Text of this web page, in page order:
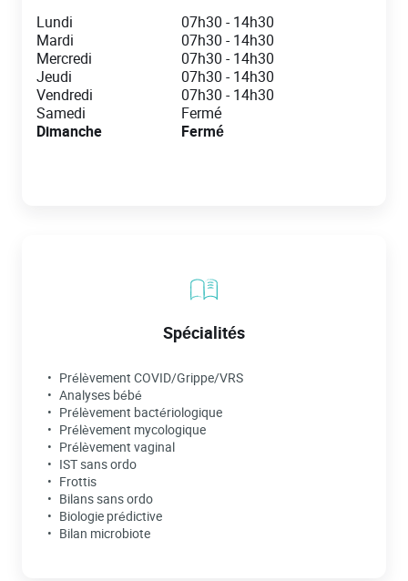
Day of the Week
Lundi 07h30 -14h30
Mardi
07h30 -14h30
Mercredi
07h30 -14h30
Jeudi
07h30 -14h30
Vendredi
07h30 -14h30
Samedi
Fermé
Dimanche
Fermé
Spécialités
Prélèvement COVID/Grippe/VRS
Analyses bébé
Prélèvement bactériologique
Prélèvement mycologique
Prélèvement vaginal
IST sans ordo
Frottis
Bilans sans ordo
Biologie prédictive
Bilan microbiote